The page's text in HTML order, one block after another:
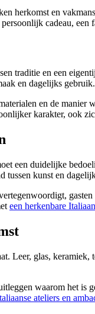
herkomst en
cadeau,
traditie en een
en dagelijks gebruik.
en de manier
karakter, ook
een duidelijke
tussen kunst en
een herkenbare
Leer, glas,
waarom het is
ateliers en